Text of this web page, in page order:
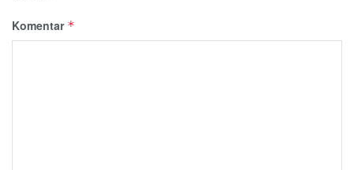
Komentar *